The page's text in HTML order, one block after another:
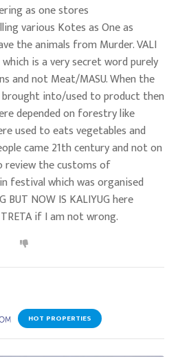
as one stores
various Kotes as One as
the animals from Murder. VALI
which is a very secret word purely
and not Meat/MASU. When the
into/used to product then
depended on forestry like
used to eats vegetables and
came 21th century and not on
review the customs of
festival which was organised
BUT NOW IS KALIYUG here
if I am not wrong.
HOT PROPERTIES